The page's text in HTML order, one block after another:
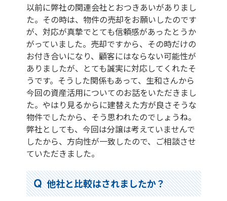
以前に弊社の関連会社とおつきあいがありまし
た。その時は、物件の売却をお願いしたのです
が、対応が真摯でとても信頼感があったとうか
がっていました。売却ですから、その時だけの
お付き合いになり、顧客にはならない可能性が
ありましたが、とても誠実に対応してくれたそ
うです。そうした関係もあって、生和さんから
今回の資産活用についてのお話をいただきまし
た。やはり見るからに建替えた方が良さそうな
物件でしたから、そう思われたのでしょうね。
弊社としても、今回は分譲は考えていませんで
したから、方向性が一致したので、ご相談させ
ていただきました。
他社と比較はされましたか？